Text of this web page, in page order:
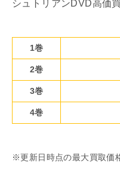
シュトリアンDVD高価
1巻
2巻
3巻
4巻
※更新日時点の最大買取価